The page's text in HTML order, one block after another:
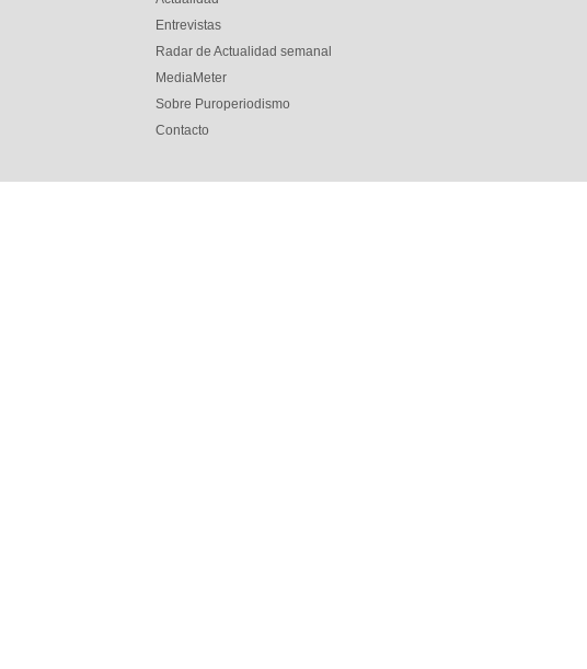
Entrevistas
Radar de Actualidad semanal
MediaMeter
Sobre Puroperiodismo
Contacto